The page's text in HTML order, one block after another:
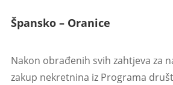
Špansko – Oranice
Nakon obrađenih svih zahtjeva za
zakup nekretnina iz Programa